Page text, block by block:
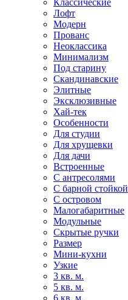
Классические
Лофт
Модерн
Прованс
Неоклассика
Минимализм
Под старину
Скандинавские
Элитные
Эксклюзивные
Хай-тек
Особенности
Для студии
Для хрущевки
Для дачи
Встроенные
С антресолями
С барной стойкой
С островом
Малогабаритные
Модульные
Скрытые ручки
Размер
Мини-кухни
Узкие
3 кв. м.
5 кв. м.
6 кв. м.